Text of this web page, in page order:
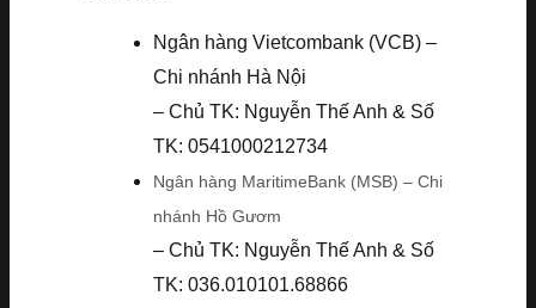
Ngân hàng Vietcombank (VCB) –
Chi nhánh Hà Nội
– Chủ TK: Nguyễn Thế Anh & Số
TK: 0541000212734
Ngân hàng MaritimeBank (MSB) – Chi
nhánh Hồ Gươm
– Chủ TK: Nguyễn Thế Anh & Số
TK: 036.010101.68866